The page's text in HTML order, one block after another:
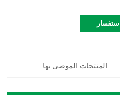
المنتجات الموصى بها